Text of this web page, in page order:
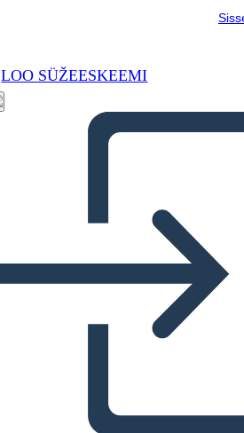
LOO SÜŽEESKEEMI
Beowulf - גיבור של מסע